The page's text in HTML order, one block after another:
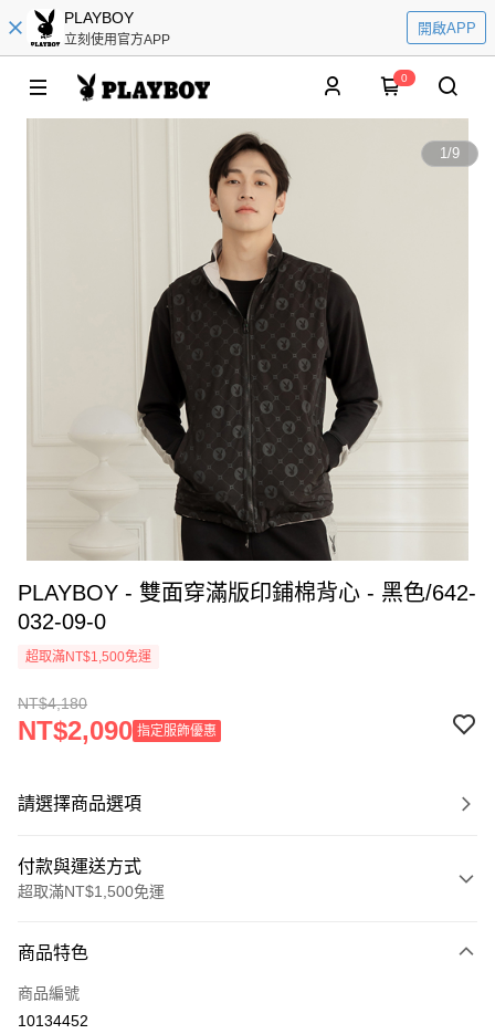
PLAYBOY
立刻使用官方APP
開啟APP
0
1/9
PLAYBOY - 雙面穿滿版印鋪棉背心 - 黑色/642-
032-09-0
超取滿NT$1,500免運
NT$4,180
NT$2,090 指定服飾優惠
請選擇商品選項
付款與運送方式
超取滿NT$1,500免運
信用卡一次付款
超商取貨付款
商品特色
商品編號
10134452